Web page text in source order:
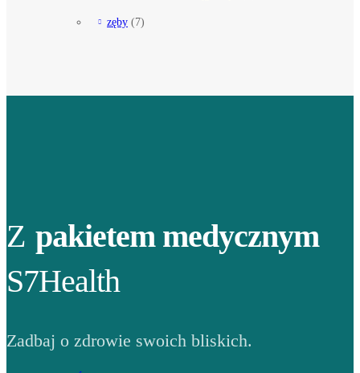
zęby (7)
Z pakietem medycznym
S7Health
Zadbaj o zdrowie swoich bliskich.